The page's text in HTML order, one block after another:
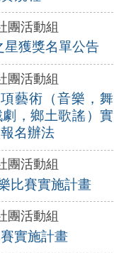
團活動組
星獲獎名單公告
團活動組
藝術（音樂，舞
，鄉土歌謠）實
名辦法
團活動組
比賽實施計畫
團活動組
實施計畫